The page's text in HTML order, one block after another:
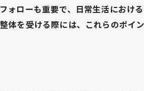
ローチする整体
善する方法
ォローも重要で、日常生活におけ
体を受ける際には、これらのポイ